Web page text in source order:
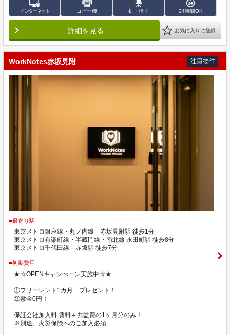
インターネット コピー機 机・椅子 24時間OK
詳細を見る お気に入りに登録
WorkNotes赤坂見附 注目物件
■最寄り駅
東京メトロ銀座線・丸ノ内線 赤坂見附駅 徒歩1分
東京メトロ有楽町線・半蔵門線・南北線 永田町駅 徒歩8分
東京メトロ千代田線 赤坂駅 徒歩7分
■初期費用
★☆OPENキャンぺーン実施中☆★
①フリーレント1カ月 プレゼント！
②敷金0円！
保証会社加入料 賃料＋共益費の1ヶ月分のみ！
※別途、火災保険へのご加入必須